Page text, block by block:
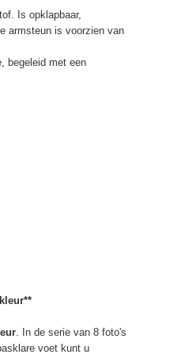
Is opklapbaar,
armsteun is voorzien van
begeleid met een
. In de serie van 8 foto's
voet kunt u